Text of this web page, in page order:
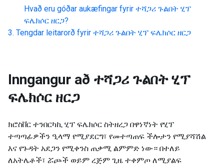
Hvað eru góðar aukæfingar fyrir ተሻጋሪ ጉልበት ሂፕ
ፍሌክሶር ዘርጋ?
Tengdar leitarorð fyrir ተሻጋሪ ጉልበት ሂፕ ፍሌክሶር ዘርጋ
Inngangur að ተሻጋሪ ጉልበት ሂፕ
ፍሌክሶር ዘርጋ
ክሮስቨር ተንበርካኪ ሂፕ ፍሌክሶር ስትዘረጋ በዋነኛነት የሂፕ
ተጣጣፊዎችን ዒላማ የሚያደርግ፣ የመተጣጠፍ ችሎታን የሚያሻሽል
እና የጉዳት አደጋን የሚቀንስ ጠቃሚ ልምምድ ነው። በተለይ
ለአትሌቶች፣ ሯጮች ወይም ረጅም ጊዜ ተቀምጦ ለሚያልፍ